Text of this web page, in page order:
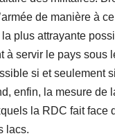
de manière à
la plus attrayante
à servir le pays sous
si et seulement
enfin, la mesure de
la RDC fait face
lacs.